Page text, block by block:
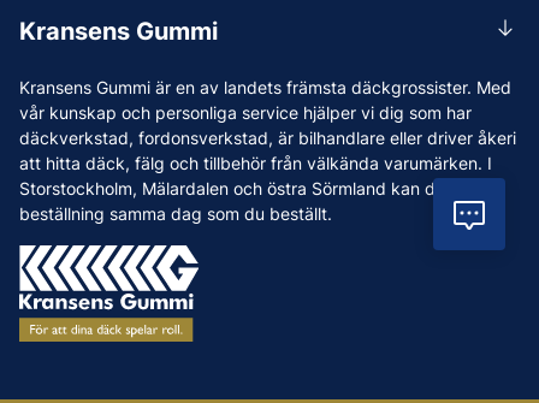
Kransens Gummi är en av landets främsta däckgrossister. Med
vår kunskap och personliga service hjälper vi dig som har
däckverkstad, fordonsverkstad, är bilhandlare eller driver åkeri
att hitta däck, fälg och tillbehör från välkända varumärken. I
Storstockholm, Mälardalen och östra Sörmland kan du ha din
beställning samma dag som du beställt.
Leverans
Reklamation & återköp
Betalning & faktura
Köpvillkor
Vanliga frågor och svar
Kransens Gummi
Vi som jobbar på Kransens Gummi
Jobba hos oss
Nyheter
Tips & Råd
Varumärken
Våra Verkstäder
Press
Lunchstängt 12:00-12:30